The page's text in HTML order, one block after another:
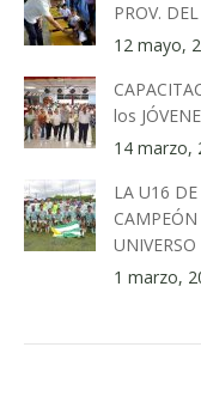
PROV.
12 mayo,
los
14 marzo,
LA U16
UNIVERSO
1 marzo,